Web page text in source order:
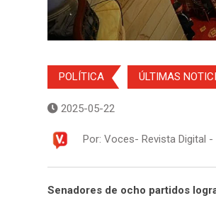
POLÍTICA ÚLTIMAS
2025-05-22
Por: Voces- Revista Digital -
Senadores de ocho partidos